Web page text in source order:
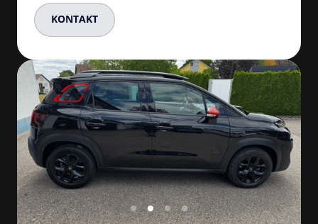
KONTAKT
Slide 3 of 4